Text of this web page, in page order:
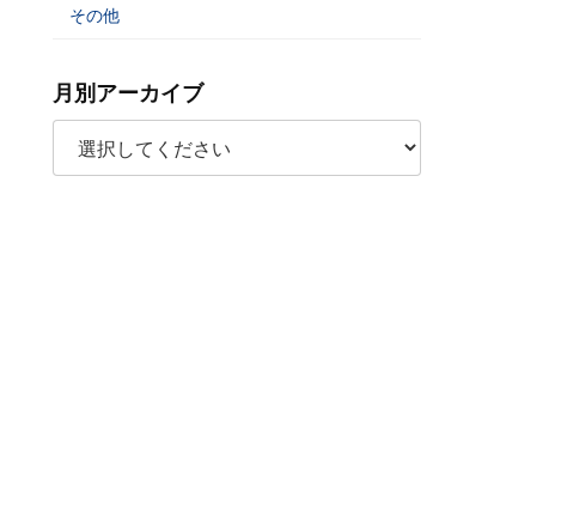
その他
月別アーカイブ